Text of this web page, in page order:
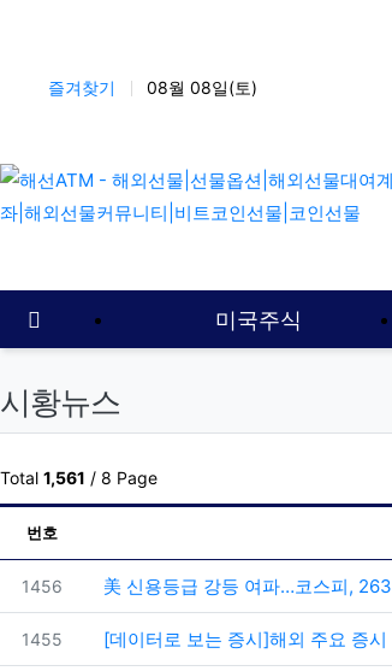
상단 네비
즐겨찾기 08월 08일(토)
메인 메뉴 미국주식
홈으로
시황뉴스
Total 1,561 / 8 Page
번호
번호
1456 美 신용등급 강등 여파…코스피,
번호
1455 [데이터로 보는 증시]해외 주요 증시